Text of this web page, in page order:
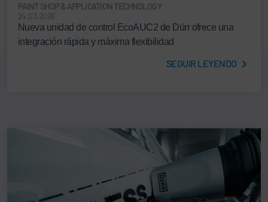
PAINT SHOP & APPLICATION TECHNOLOGY
24.03.2026
Nueva unidad de control EcoAUC2 de Dürr ofrece una
integración rápida y máxima flexibilidad
SEGUIR LEYENDO